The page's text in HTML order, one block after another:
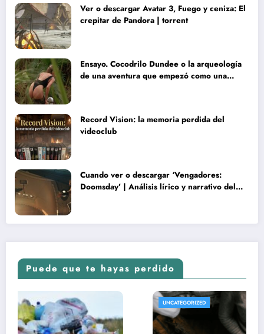
Ver o descargar Avatar 3, Fuego y ceniza: El
crepitar de Pandora | torrent
Ensayo. Cocodrilo Dundee o la arqueología
de una aventura que empezó como una
Record Vision: la memoria perdida del
videoclub
Cuando ver o descargar ‘Vengadores:
Doomsday’ | Análisis lírico y narrativo del
Puede que te hayas perdido
UNCATEGORIZED